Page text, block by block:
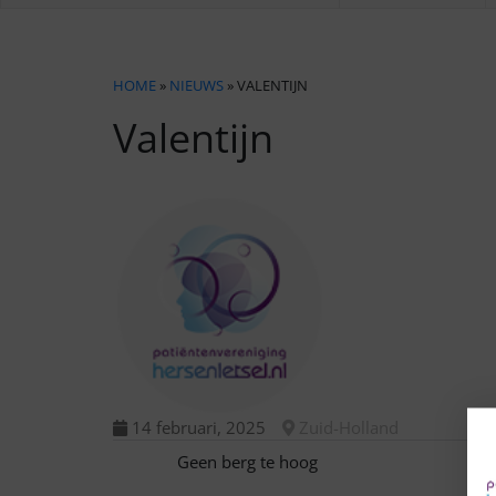
HOME » NIEUWS » VALENTIJN
Valentijn
14 februari, 2025
Geen berg te hoog